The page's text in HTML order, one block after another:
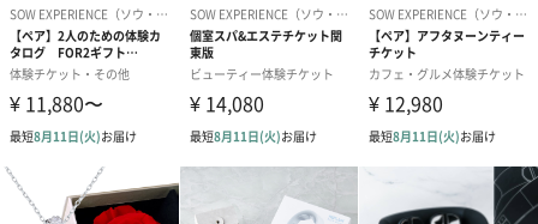
フラワーテディベア
（2,390円）
テディベア（バニラ）
（1,760円）
テディベア（
ル）（1,760